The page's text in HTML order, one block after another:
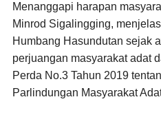
Menanggapi harapan
Minrod Sigalingging,
Humbang Hasundutan sejak
perjuangan masyarakat adat
Perda No.3 Tahun 2019
Parlindungan Masyarakat